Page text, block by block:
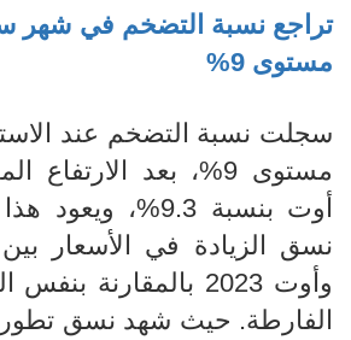
تراجع نسبة التضخم في شهر
مستوى 9%
سجلت نسبة التضخم عند
مستوى 9%
، بعد الارتفاع
أوت بنسبة 9.3%، ويعود
نسق الزيادة في الأسعار
وأوت 2023 بالمقارنة
الفارطة. حيث شهد نسق